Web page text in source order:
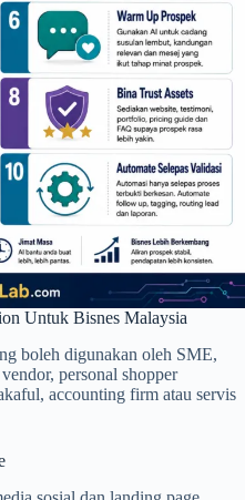
Untuk Bisnes Malaysia
boleh digunakan oleh SME,
personal shopper
accounting firm atau servis